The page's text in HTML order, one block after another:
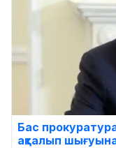
Бас
ақталып